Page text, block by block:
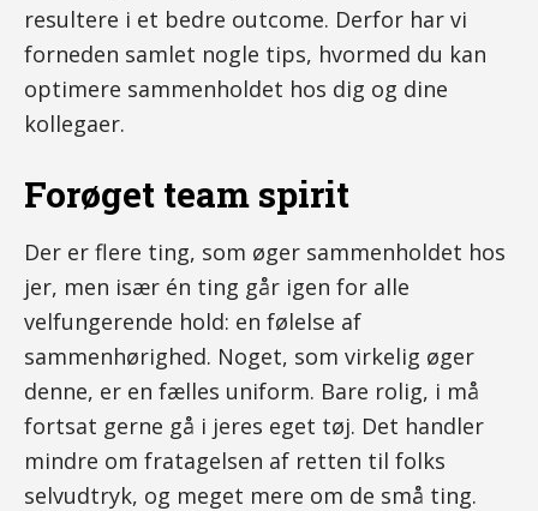
resultere i et bedre outcome. Derfor har vi
forneden samlet nogle tips, hvormed du kan
optimere sammenholdet hos dig og dine
kollegaer.
Forøget team spirit
Der er flere ting, som øger sammenholdet hos
jer, men især én ting går igen for alle
velfungerende hold: en følelse af
sammenhørighed. Noget, som virkelig øger
denne, er en fælles uniform. Bare rolig, i må
fortsat gerne gå i jeres eget tøj. Det handler
mindre om fratagelsen af retten til folks
selvudtryk, og meget mere om de små ting.